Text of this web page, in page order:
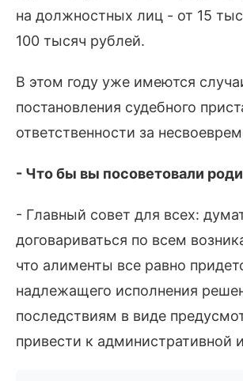
на должностных лиц - от 15
100 тысяч рублей.
В этом году уже имеются
постановления судебного
ответственности за
- Что бы вы посоветовали
- Главный совет для всех:
договариваться по всем
что алименты все равно
надлежащего исполнения
последствиям в виде
привести к административной